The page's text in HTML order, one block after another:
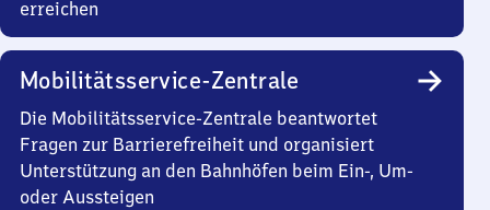
erreichen
Mobilitätsservice-Zentrale
Die Mobilitätsservice-Zentrale beantwortet
Fragen zur Barrierefreiheit und organisiert
Unterstützung an den Bahnhöfen beim Ein-, Um-
oder Aussteigen